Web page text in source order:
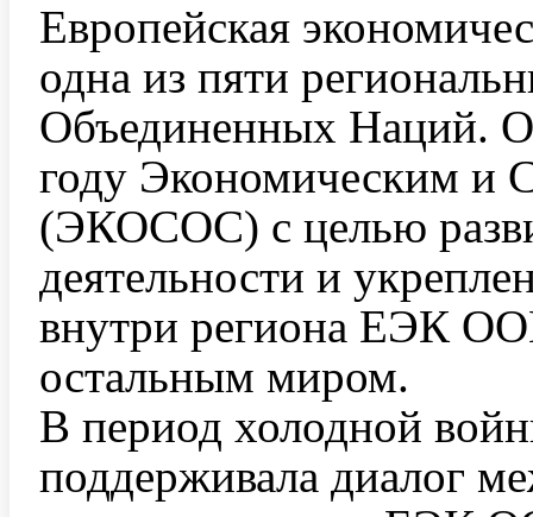
Европейская
одна из пяти
Объединенных Наций.
году Экономическим
(ЭКОСОС) с целью
деятельности и
внутри региона ЕЭК
остальным миром.
В период холодной
поддерживала диалог